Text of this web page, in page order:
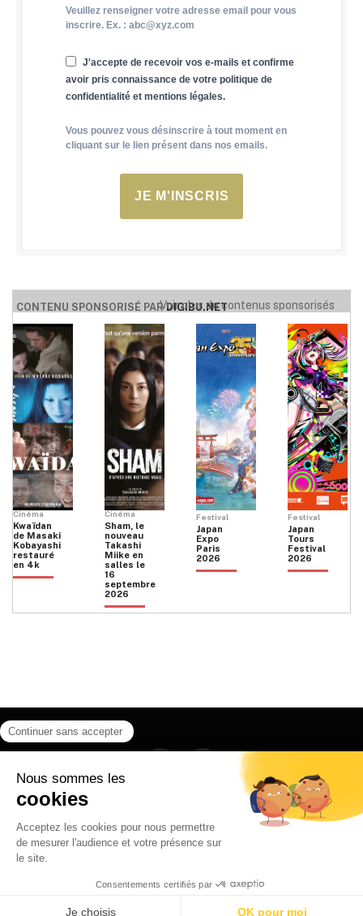
Veuillez renseigner votre adresse email pour vous
inscrire. Ex. : abc@xyz.com
J'accepte de recevoir vos e-mails et confirme
avoir pris connaissance de votre politique de
confidentialité et mentions légales.
Vous pouvez vous désinscrire à tout moment en
cliquant sur le lien présent dans nos emails.
JE M'INSCRIS
CONTENU SPONSORISÉ PARDIGIBU.NET
Voir plus de contenus sponsorisés
Cinéma
Kwaïdan
de Masaki
Kobayashi
restauré
en 4k
Cinéma
Sham, le
nouveau
Takashi
Miike en
salles le
16
septembre
2026
Festival
Japan
Expo
Paris
2026
Festival
Japan
Tours
Festival
2026
Instagram
CONTACT
POLITIQUE DE CONFIDENTIALITÉ
© 2026 Ilyfunet communication